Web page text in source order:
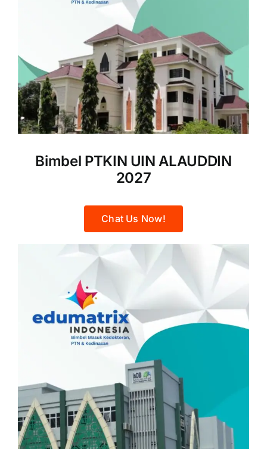
Bimbel PTKIN UIN ALAUDDIN
2027
Chat Us Now!